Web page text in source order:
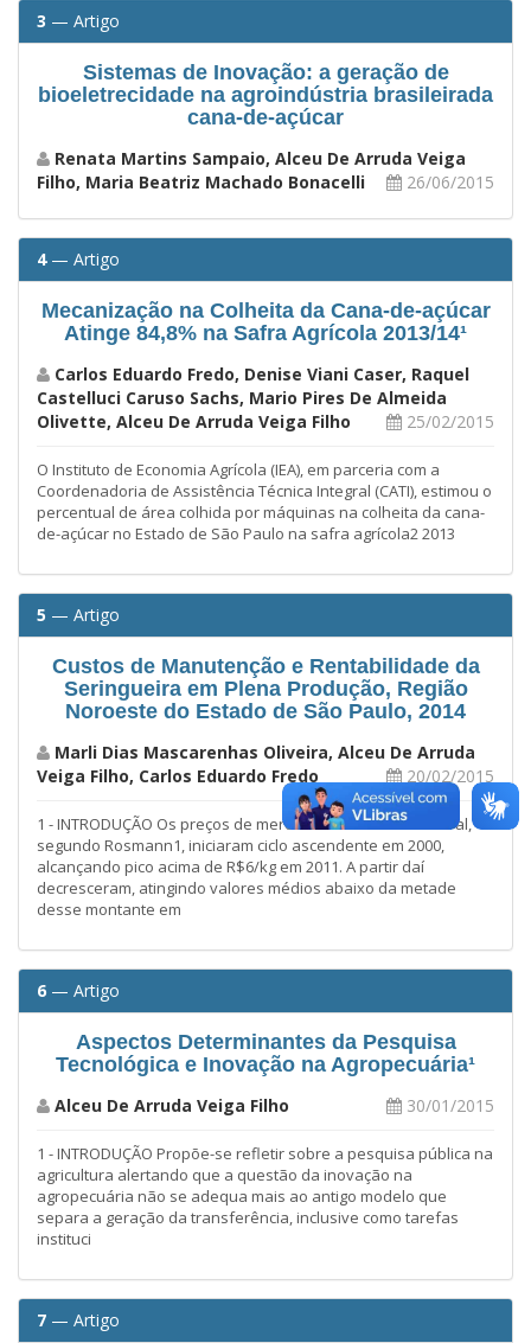
3 — Artigo
Sistemas de Inovação: a geração de
bioeletrecidade na agroindústria brasileirada
cana-de-açúcar
Renata Martins Sampaio, Alceu De Arruda Veiga
Filho, Maria Beatriz Machado Bonacelli
26/06/2015
4— Artigo
Mecanização na Colheita da Cana-de-açúcar
Atinge 84,8% na Safra Agrícola 2013/14¹
Carlos Eduardo Fredo, Denise Viani Caser, Raquel
Castelluci Caruso Sachs, Mario Pires De Almeida
Olivette, Alceu De Arruda Veiga Filho
25/02/2015
O Instituto de Economia Agrícola (IEA), em parceria com a
Coordenadoria de Assistência Técnica Integral (CATI), estimou o
percentual de área colhida por máquinas na colheita da cana-
de-açúcar no Estado de São Paulo na safra agrícola2 2013
5 — Artigo
Custos de Manutenção e Rentabilidade da
Seringueira em Plena Produção, Região
Noroeste do Estado de São Paulo, 2014
Marli Dias Mascarenhas Oliveira, Alceu De Arruda
Veiga Filho, Carlos Eduardo Fredo
20/02/2015
1 - INTRODUÇÃO Os preços de mercado da borracha natural,
segundo Rosmann1, iniciaram ciclo ascendente em 2000,
alcançando pico acima de R$6/kg em 2011. A partir daí
decresceram, atingindo valores médios abaixo da metade
desse montante em
6 — Artigo
Aspectos Determinantes da Pesquisa
Tecnológica e Inovação na Agropecuária¹
Alceu De Arruda Veiga Filho 30/01/2015
1 - INTRODUÇÃO Propõe-se refletir sobre a pesquisa pública na
agricultura alertando que a questão da inovação na
agropecuária não se adequa mais ao antigo modelo que
separa a geração da transferência, inclusive como tarefas
instituci
7 — Artigo